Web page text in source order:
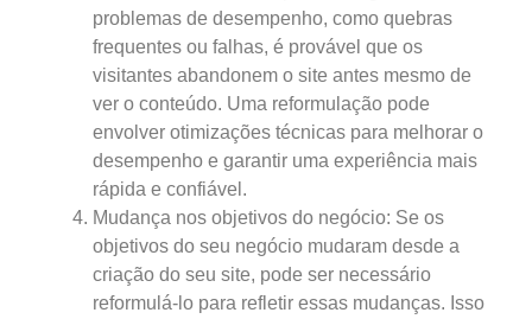
problemas de desempenho, como quebras
frequentes ou falhas, é provável que os
visitantes abandonem o site antes mesmo de
ver o conteúdo. Uma reformulação pode
envolver otimizações técnicas para melhorar o
desempenho e garantir uma experiência mais
rápida e confiável.
Mudança nos objetivos do negócio: Se os
objetivos do seu negócio mudaram desde a
criação do seu site, pode ser necessário
reformulá-lo para refletir essas mudanças. Isso